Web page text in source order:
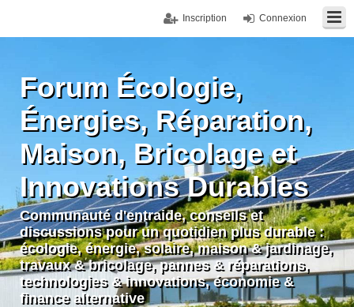
Connexion
Inscription
Forum Écologie,
Énergies, Réparation,
Maison, Bricolage et
Innovations Durables
Communauté d'entraide, conseils et
discussions pour un quotidien plus durable :
écologie, énergie, solaire, maison & jardinage,
travaux & bricolage, pannes & réparations,
technologies & innovations, économie &
finance alternative